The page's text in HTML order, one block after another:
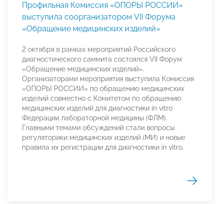
Профильная Комиссия «ОПОРЫ РОССИИ»
выступила соорганизатором VII Форума
«Обращение медицинских изделий»
2 октября в рамках мероприятий Российского
диагностического саммита состоялся VII Форум
«Обращение медицинских изделий».
Организаторами мероприятия выступила Комиссия
«ОПОРЫ РОССИИ» по обращению медицинских
изделий совместно с Комитетом по обращению
медицинских изделий для диагностики in vitro
Федерации лабораторной медицины (ФЛМ).
Главными темами обсуждений стали вопросы
регуляторики медицинских изделий (МИ) и новые
правила их регистрации для диагностики in vitro.